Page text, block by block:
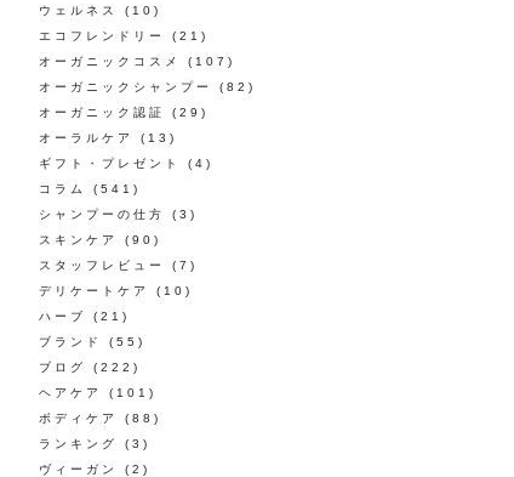
ウェルネス
(10)
エコフレンドリー
(21)
オーガニックコスメ
(107)
オーガニックシャンプー
(82)
オーガニック認証
(29)
オーラルケア
(13)
ギフト・プレゼント
(4)
コラム
(541)
シャンプーの仕方
(3)
スキンケア
(90)
スタッフレビュー
(7)
デリケートケア
(10)
ハーブ
(21)
ブランド
(55)
ブログ
(222)
ヘアケア
(101)
ボディケア
(88)
ランキング
(3)
ヴィーガン
(2)